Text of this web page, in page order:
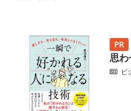
思
ビ